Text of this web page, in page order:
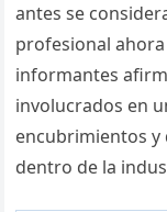
antes se
profesional
informantes
involucrados en
encubrimientos y
dentro de la